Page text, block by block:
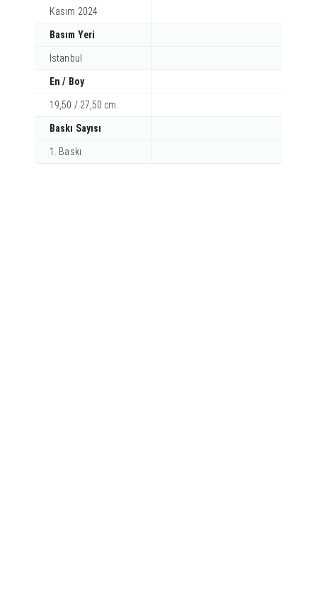
Kasım 2024
Basım Yeri
İstanbul
En / Boy
19,50 / 27,50 cm.
Baskı Sayısı
1. Baskı